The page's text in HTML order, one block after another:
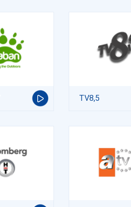
TV8,5